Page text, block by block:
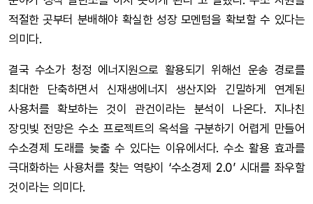
적절한 곳부터 분배해야 확실한 성장 모멘텀을 확보할 수 있다는
의미다.
결국 수소가 청정 에너지원으로 활용되기 위해선 운송 경로를
최대한 단축하면서 신재생에너지 생산지와 긴밀하게 연계된
사용처를 확보하는 것이 관건이라는 분석이 나온다. 지나친
장밋빛 전망은 수소 프로젝트의 옥석을 구분하기 어렵게 만들어
수소경제 도래를 늦출 수 있다는 이유에서다. 수소 활용 효과를
극대화하는 사용처를 찾는 역량이 ‘수소경제 2.0’ 시대를 좌우할
것이라는 의미다.